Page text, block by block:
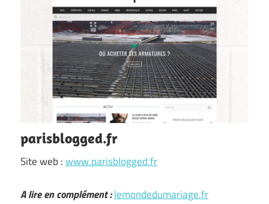
parisblogged.fr
Site web :www.parisblogged.fr
A lire en complément :lemondedumariage.fr